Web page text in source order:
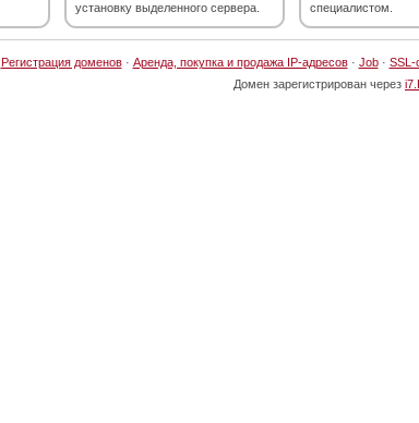
установку выделенного сервера.
специалистом.
Регистрация доменов· Аренда, покупка и продажа IP-адресов· Job· SSL-
Домен зарегистрирован через